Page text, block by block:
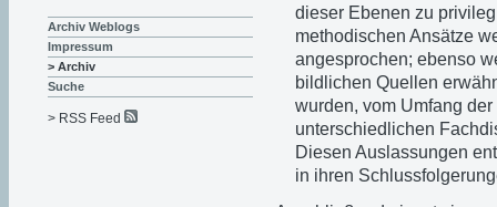
dieser Ebenen zu
methodischen Ansätze
angesprochen; ebenso
bildlichen Quellen
wurden, vom Umfang
unterschiedlichen
Diesen Auslassungen
in ihren
Archiv Weblogs
Impressum
> Archiv
Suche
> RSS Feed